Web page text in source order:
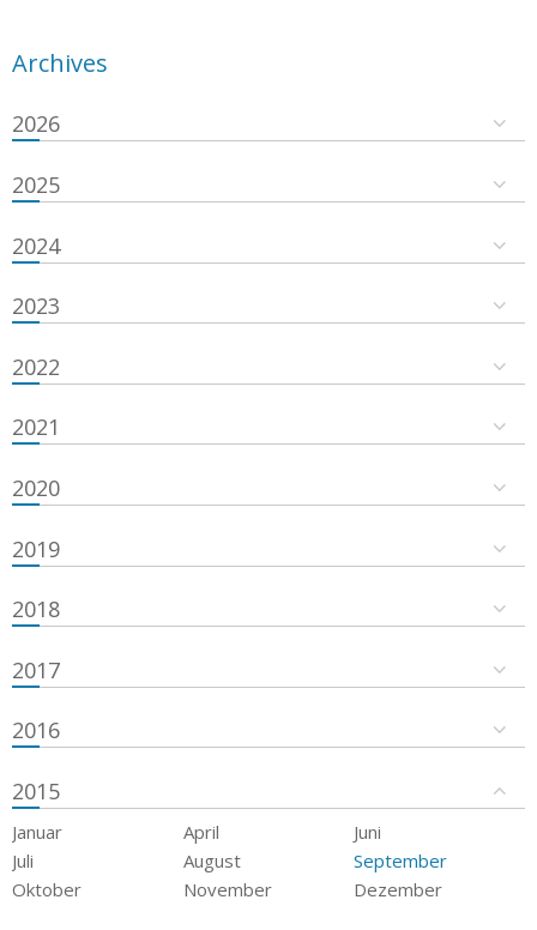
Archives
2026
2025
2024
2023
2022
2021
2020
2019
2018
2017
2016
2015
Januar April
Juni
Juli
August
September
Oktober
November Dezember